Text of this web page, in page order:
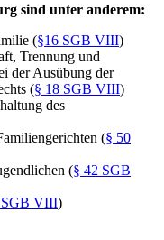
sind unter anderem:
(§16 SGB VIII)
Trennung und
der Ausübung der
(§ 18 SGB VIII)
des
(§ 50
(§ 42 SGB
SGB VIII)